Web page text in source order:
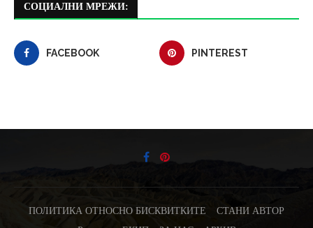
СОЦИАЛНИ МРЕЖИ:
FACEBOOK PINTEREST
ПОЛИТИКА ОТНОСНО БИСКВИТКИТЕ
СТАНИ АВТОР